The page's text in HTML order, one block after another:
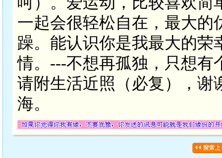
一起会很轻松自在，最大的
躁。能认识你是我最大的
情。---不想再孤独，只想有
请附生活近照（必复），谢
海。